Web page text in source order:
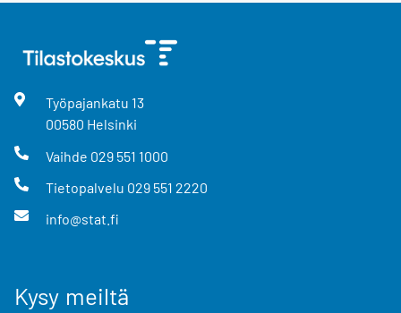
Työpajankatu 13
00580 Helsinki
Vaihde 029 551 1000
Tietopalvelu 029 551 2220
info@stat.fi
Kysy meiltä